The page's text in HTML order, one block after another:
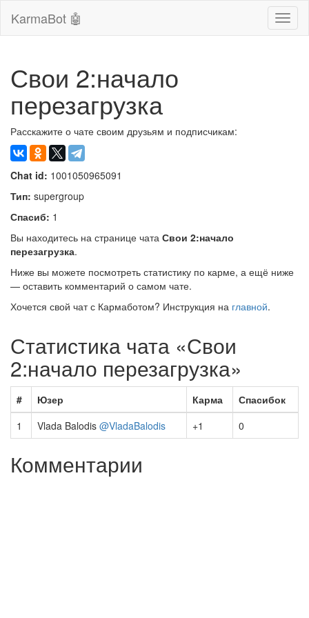
KarmaBot 🤖
Свои 2:начало
перезагрузка
Расскажите о чате своим друзьям и подписчикам:
Chat id: 1001050965091
Тип: supergroup
Спасиб: 1
Вы находитесь на странице чата Свои 2:начало
перезагрузка.
Ниже вы можете посмотреть статистику по карме, а ещё ниже
— оставить комментарий о самом чате.
Хочется свой чат с Кармаботом? Инструкция на главной.
Статистика чата «Свои
2:начало перезагрузка»
# Юзер Карма
Спасибок
1
Vlada Balodis @VladaBalodis +1 0
Комментарии